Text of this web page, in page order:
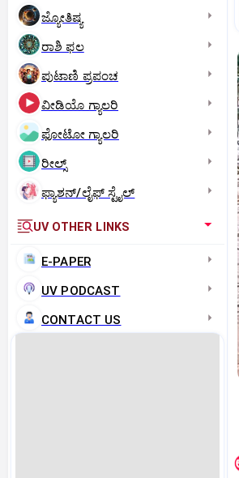
ಜ್ಯೋತಿಷ್ಯ
ರಾಶಿ ಫಲ
ಪುಟಾಣಿ ಪ್ರಪಂಚ
ವೀಡಿಯೊ ಗ್ಯಾಲರಿ
ಫೋಟೋ ಗ್ಯಾಲರಿ
ರೀಲ್ಸ್
ಫ್ಯಾಶನ್/ಲೈಫ್‌ ಸ್ಟೈಲ್
UV OTHER LINKS
E-PAPER
UV PODCAST
CONTACT US